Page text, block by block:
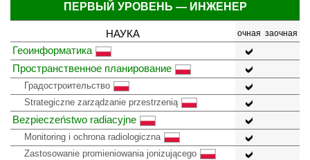
ПЕРВЫЙ УРОВЕНЬ — ИНЖЕНЕР
НАУКА очная заочная
Геоинформатика
Пространственное планирование
Градостроительство
Strategiczne zarządzanie przestrzenią
Bezpieczeństwo radiacyjne
Monitoring i ochrona radiologiczna
Zastosowanie promieniowania jonizującego